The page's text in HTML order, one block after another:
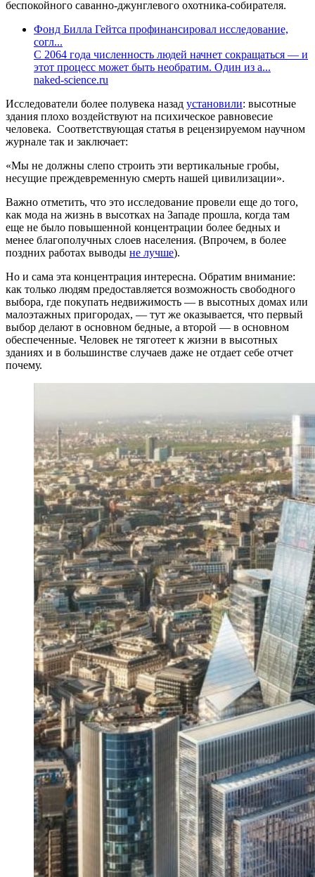
беспокойного саванно-джунглевого охотника-собирателя.
Фонд Билла Гейтса профинансировал исследование,
согл...
С 2064 года численность людей начнет сокращаться — и
этот процесс может быть необратим. Один из а...
naked-science.ru
Исследователи более полувека назад установили: высотные
здания плохо воздействуют на психическое равновесие
человека. Соответствующая статья в рецензируемом научном
журнале так и заключает:
«Мы не должны слепо строить эти вертикальные гробы,
несущие преждевременную смерть нашей цивилизации».
Важно отметить, что это исследование провели еще до того,
как мода на жизнь в высотках на Западе прошла, когда там
еще не было повышенной концентрации более бедных и
менее благополучных слоев населения. (Впрочем, в более
поздних работах выводы не лучше).
Но и сама эта концентрация интересна. Обратим внимание:
как только людям предоставляется возможность свободного
выбора, где покупать недвижимость — в высотных домах или
малоэтажных пригородах, — тут же оказывается, что первый
выбор делают в основном бедные, а второй — в основном
обеспеченные. Человек не тяготеет к жизни в высотных
зданиях и в большинстве случаев даже не отдает себе отчет
почему.